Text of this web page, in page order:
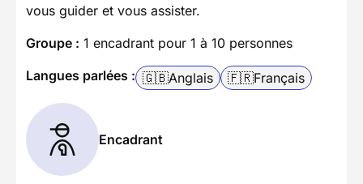
vous guider et vous assister.
Groupe : 1 encadrant pour 1 à 10 personnes
Langues parlées : 🇬🇧Anglais 🇫🇷Français
Encadrant